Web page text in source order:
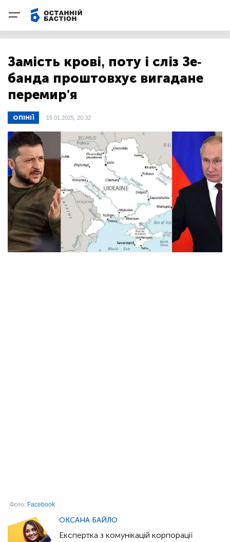
Замість крові, поту і сліз Зе-
банда проштовхує вигадане
перемир'я
ОПІНІЇ 15.01.2025, 20:32
Фото: Facebook
ОКСАНА БАЙЛО
Експертка з комунікацій корпорації